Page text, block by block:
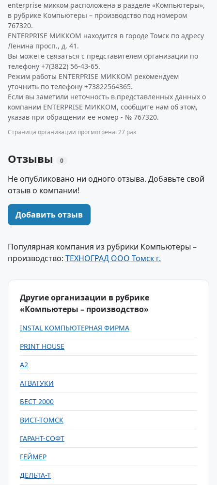
enterprise микком расположена в разделе «Компьютеры»,
в рубрике Компьютеры – производство под номером
767320.
ENTERPRISE МИККОМ находится в городе Томск по адресу
Ленина просп., д. 41.
Вы можете связаться с представителем организации по
телефону +7(3822) 56-43-65.
Режим работы ENTERPRISE МИККОМ рекомендуем
уточнить по телефону +73822564365.
Если вы заметили неточность в представленных данных о
компании ENTERPRISE МИККОМ, сообщите нам об этом,
указав при обращении ее номер - № 767320.
Страница организации просмотрена: 27 раз
Отзывы 0
Не опубликовано ни одного отзыва. Добавьте свой
отзыв о компании!
Добавить отзыв
Популярная компания из рубрики Компьютеры –
производство: ТЕХНОГРАД ООО Томск г.
Другие организации в рубрике
«Компьютеры – производство»
INSTAL КОМПЬЮТЕРНАЯ ФИРМА
PRINT HOUSE
А2
АГВАТУКИ
БЕСТ 2000
ВИСТ-ТОМСК
ГАРАНТ-СОФТ
ГЕЙМЕР
ДЕЛЬТА-Т